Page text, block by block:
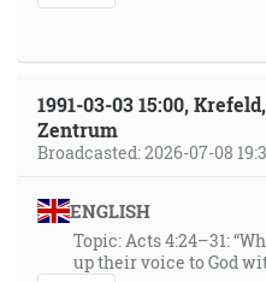
1991-03-03 15:00,
Zentrum
Broadcasted: 2026-07-08
ENGLISH
Topic: Acts 4:24–31:
up their voice to God